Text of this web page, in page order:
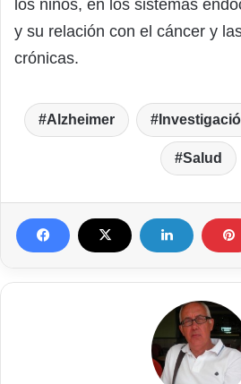
los niños, en los sistemas
y su relación con el cáncer y
crónicas.
Alzheimer
Salud